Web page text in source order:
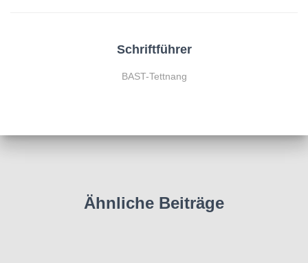
Schriftführer
BAST-Tettnang
Ähnliche Beiträge